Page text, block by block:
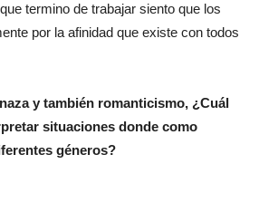
termino de trabajar siento que los
por la afinidad que existe con todos
y también romanticismo, ¿Cuál
situaciones donde como
géneros?